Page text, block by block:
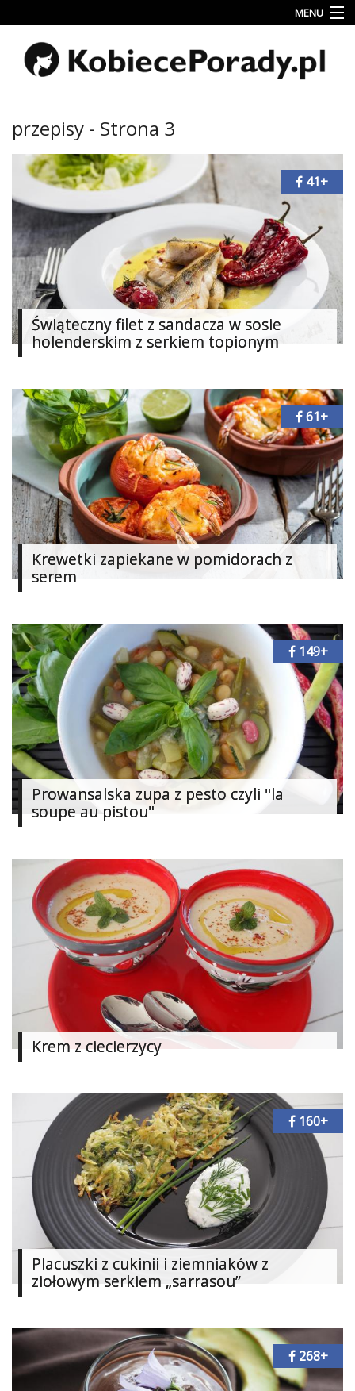
MENU
Uroda
Miłość
Dziecko
Przepisy
kulinarne
Kobiece
Wyznania
Wnętrza
Fitness
Ślub
Wesele
Moda
Zakupy
Kultura
Porady
ekspertów
Blogerek
Konkursy
Recenzje
Studniówka
Dodaj
«
Dodaj
Dodaj
galerię
Dodaj
artykuł
Najlepsze
przepisy - Strona 3
Świąteczny filet z sandacza w sosie
holenderskim z serkiem topionym
41+
Krewetki zapiekane w pomidorach z
serem
61+
Prowansalska zupa z pesto czyli "la
soupe au pistou"
149+
Krem z ciecierzycy
Placuszki z cukinii i ziemniaków z
ziołowym serkiem „sarrasou”
160+
268+